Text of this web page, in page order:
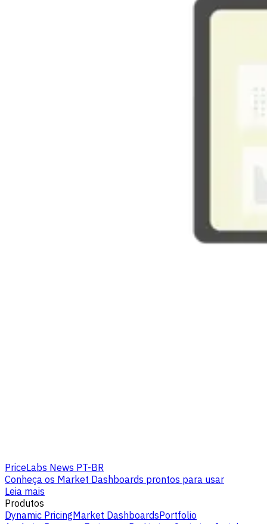
PriceLabs News PT-BR
Conheça os Market Dashboards prontos para usar
Leia mais
Produtos
Dynamic PricingMarket DashboardsPortfolio